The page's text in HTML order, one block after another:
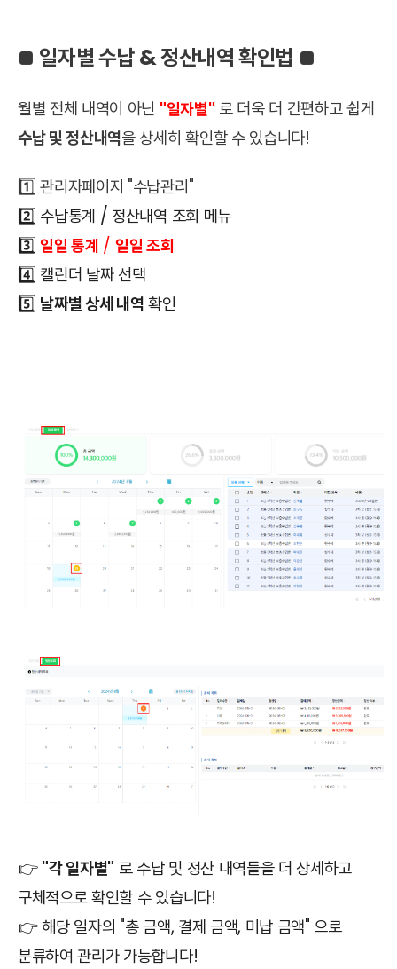
■ 일자별 수납 & 정산내역 확인법 ■
월별 전체 내역이 아닌 "일자별" 로 더욱 더 간편하고 쉽게
수납 및 정산내역을 상세히 확인할 수 있습니다!
1️⃣ 관리자페이지 "수납관리"
2️⃣ 수납통계 / 정산내역 조회 메뉴
3️⃣일일 통계 / 일일 조회
4️⃣ 캘린더 날짜 선택
5️⃣ 날짜별 상세 내역확인
👉"각 일자별" 로 수납 및 정산 내역들을 더 상세하고
구체적으로 확인할 수 있습니다!
👉해당 일자의 "총 금액, 결제 금액, 미납 금액" 으로
분류하여 관리가 가능합니다!